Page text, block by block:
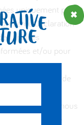
uniquement pour
Déclaration
finalités
et/ou pour
utiliser le moins de
personnelles, nous
et à jour que